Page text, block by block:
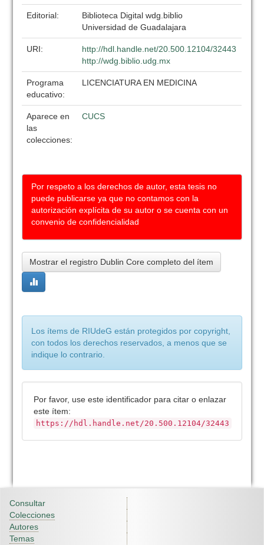
Editorial:
Biblioteca Digital wdg.biblio
Universidad de Guadalajara
URI:
http://hdl.handle.net/20.500.12104/32443
http://wdg.biblio.udg.mx
Programa
educativo:
LICENCIATURA EN MEDICINA
Aparece en
las
colecciones:
CUCS
Por respeto a los derechos de autor, esta tesis no
puede publicarse ya que no contamos con la
autorización explícita de su autor o se cuenta con un
convenio de confidencialidad
Mostrar el registro Dublin Core completo del ítem
Los ítems de RIUdeG están protegidos por copyright,
con todos los derechos reservados, a menos que se
indique lo contrario.
Por favor, use este identificador para citar o enlazar
este ítem:
https://hdl.handle.net/20.500.12104/32443
Consultar
Colecciones
Autores
Temas